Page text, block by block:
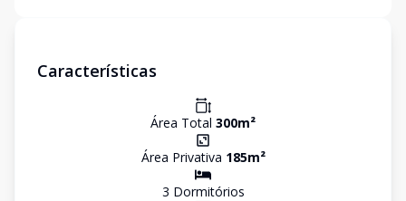
Características
Área Total 300m²
Área Privativa 185m²
3 Dormitórios